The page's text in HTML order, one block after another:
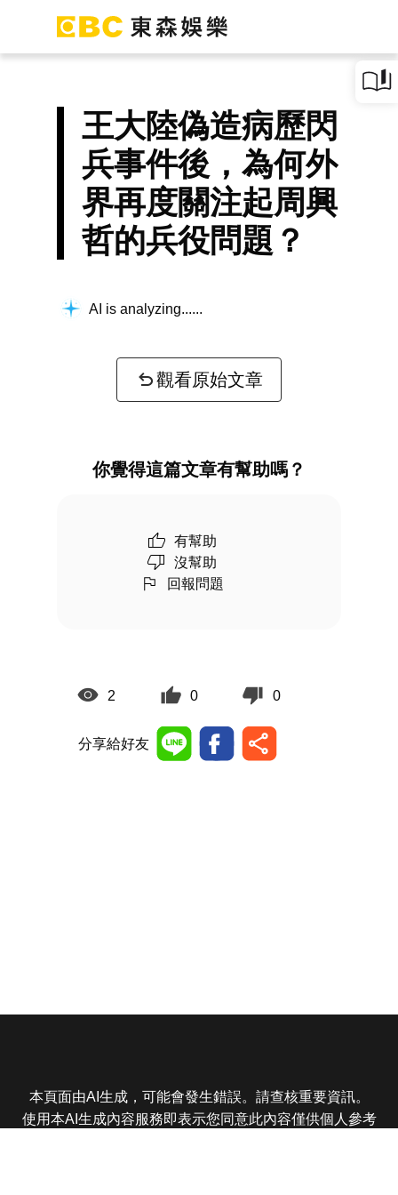
王大陸偽造病歷閃
兵事件後，為何外
界再度關注起周興
哲的兵役問題？
AI is analyzing...
觀看原始文章
你覺得這篇文章有幫助嗎？
有幫助
沒幫助
回報問題
2 0 0
分享給好友
本頁面由AI生成，可能會發生錯誤。請查核重要資訊。
使用本AI生成內容服務即表示您同意此內容僅供個人參考